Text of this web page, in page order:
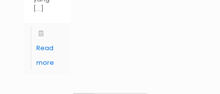
[…]
Read
more